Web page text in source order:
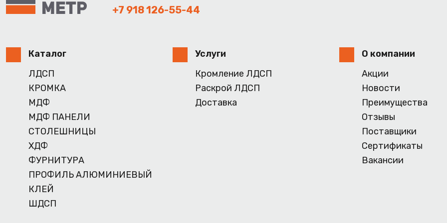
+7 918 126-55-44
Каталог
ЛДСП
КРОМКА
МДФ
МДФ ПАНЕЛИ
СТОЛЕШНИЦЫ
ХДФ
ФУРНИТУРА
ПРОФИЛЬ АЛЮМИНИЕВЫЙ
КЛЕЙ
ШДСП
Услуги
Кромление ЛДСП
Раскрой ЛДСП
Доставка
О компании
Акции
Новости
Преимущества
Отзывы
Поставщики
Сертификаты
Вакансии